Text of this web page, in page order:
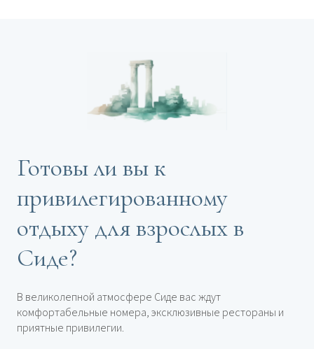
Готовы ли вы к
привилегированному
отдыху для взрослых в
Сиде?
В великолепной атмосфере Сиде вас ждут
комфортабельные номера, эксклюзивные рестораны и
приятные привилегии.